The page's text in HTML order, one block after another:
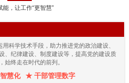
能，让工作“更智慧”
用科学技术手段，助力推进党的政治建设、
、纪律建设、制度建设等，提高党的建设质
始终走在时代的前列。
慧化 ★ 干部管理数字